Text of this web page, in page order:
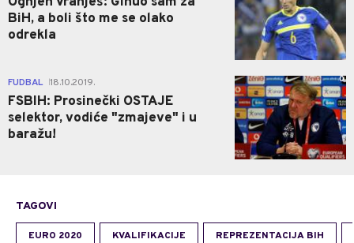
BiH, a boli što me se olako
odrekla
FUDBAL 18.10.2019.
FSBIH: Prosinečki OSTAJE
selektor, vodiće "zmajeve" i u
baražu!
0
TAGOVI
EURO 2020 KVALIFIKACIJE REPREZENTACIJA BIH